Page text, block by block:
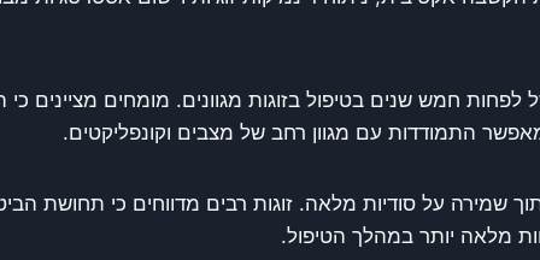
חמש שנים בטיפול בזוגות מגוונים. מומחים מציינים
התמודדות עם מגוון רחב של מצבים וקונפליקטים.
שמירה על סודיות מלאה. זוגות רבים מדווחים כי תחושת
מלאה יותר במהלך הטיפול.